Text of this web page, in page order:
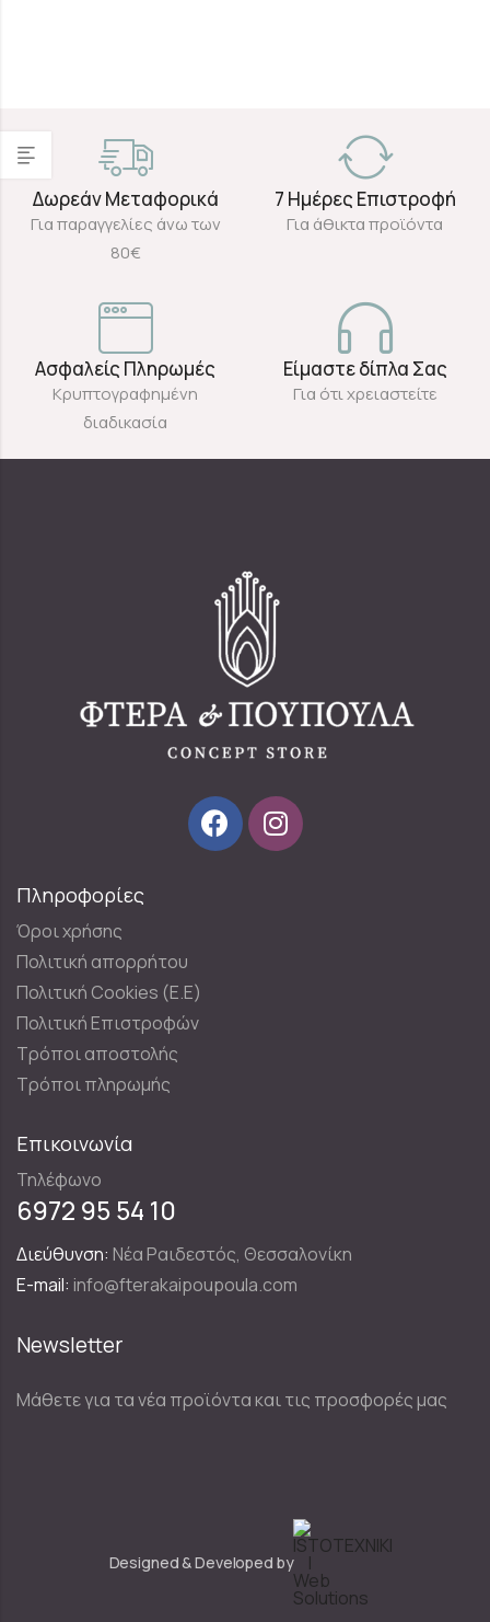
Δωρεάν Μεταφορικά
Για παραγγελίες άνω των
80€
7 Ημέρες Επιστροφή
Για άθικτα προϊόντα
Ασφαλείς Πληρωμές
Κρυπτογραφημένη
διαδικασία
Είμαστε δίπλα Σας
Για ότι χρειαστείτε
Πληροφορίες
Όροι χρήσης
Πολιτική απορρήτου
Πολιτική Cookies (E.E)
Πολιτική Επιστροφών
Τρόποι αποστολής
Τρόποι πληρωμής
Επικοινωνία
Τηλέφωνο
6972 95 54 10
Διεύθυνση: Νέα Ραιδεστός, Θεσσαλονίκη
E-mail: info@fterakaipoupoula.com
Newsletter
Μάθετε για τα νέα προϊόντα και τις προσφορές μας
Designed & Developed by